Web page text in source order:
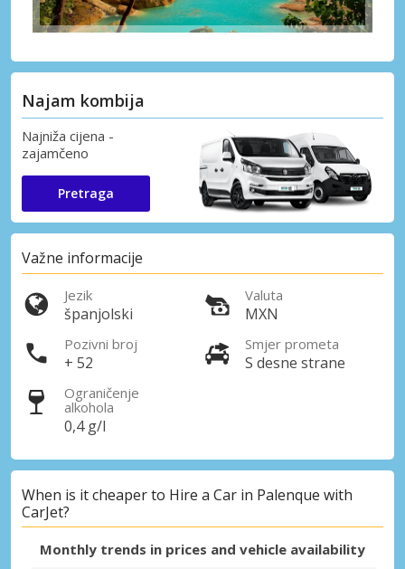
Najam kombija
Najniža cijena -
zajamčeno
Pretraga
Važne informacije
Jezik
španjolski
Valuta
MXN
Pozivni broj
+ 52
Smjer prometa
S desne strane
Ograničenje
alkohola
0,4 g/l
When is it cheaper to Hire a Car in Palenque with
CarJet?
Monthly trends in prices and vehicle availability